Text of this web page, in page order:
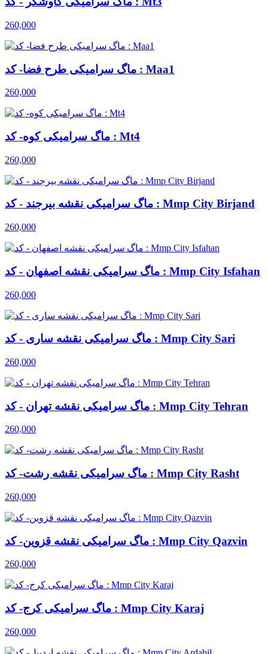
260,000
ماگ سرامیکی طرح فضا- کد : Maa1
260,000
ماگ سرامیکی کوه- کد : Mt4
260,000
ماگ سرامیکی نقشه بیرجند - کد : Mmp City Birjand
260,000
ماگ سرامیکی نقشه اصفهان - کد : Mmp City Isfahan
260,000
ماگ سرامیکی نقشه ساری - کد : Mmp City Sari
260,000
ماگ سرامیکی نقشه تهران - کد : Mmp City Tehran
260,000
ماگ سرامیکی نقشه رشت- کد : Mmp City Rasht
260,000
ماگ سرامیکی نقشه قزوین- کد : Mmp City Qazvin
260,000
ماگ سرامیکی کرج- کد : Mmp City Karaj
260,000